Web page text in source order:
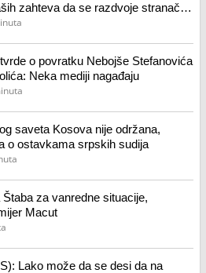
zahteva da se razdvoje stranačka
o povratku Nebojše Stefanovića
Neka mediji nagađaju
saveta Kosova nije održana,
o ostavkama srpskih sudija
za vanredne situacije,
Macut
Lako može da se desi da na